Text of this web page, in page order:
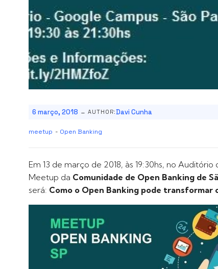
6 março, 2018 - AUTHOR:Davi Cunha
meetup - Open Banking
Em 13 de março de 2018, às 19:30hs, no
Meetup da Comunidade de Open Banking de
será: Como o Open Banking pode transformar